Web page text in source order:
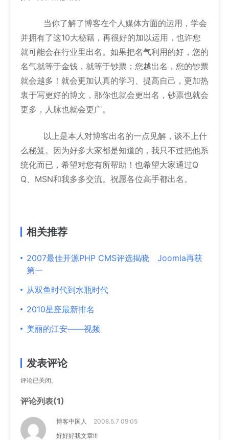
当你了解了博客在个人媒体方面的运用，学会
并拥有了这10大秘籍，再很好的加以运用，也许您
就可能会在行业里出名。如果把名气利用的好，您的
名气就等于金钱，就等于钞票；您越出名，您的钞票
就会越多！就会更加认真的学习、提高自己，更加热
衷于写更好的博文，那你也就会更出名，钞票也就会
更多，人脉也就会更广。
以上是本人对博客出名的一点见解，谈不上什
么秘笈。因为好多大家都是知道的，我只不过把他系
统化而已，希望对您有所帮助！也希望大家通过Q
Q、MSN和我多多交流。祝愿各位高手都出名。
相关推荐
2007最佳开源PHP CMS评选揭晓 Joomla再获
第一
从双鱼时代到水瓶时代
2010星座最新排名
美丽的江安——视频
发表评论
评论已关闭。
评论列表(1)
博客中国人
2008.5.7 09:05
好好好我文章!!!